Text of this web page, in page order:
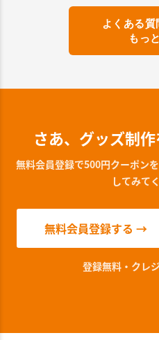
よくある質
もっ
さあ、グッズ制
無料会員登録で500円クーポン
してみて
無料会員登録する →
登録無料・クレ